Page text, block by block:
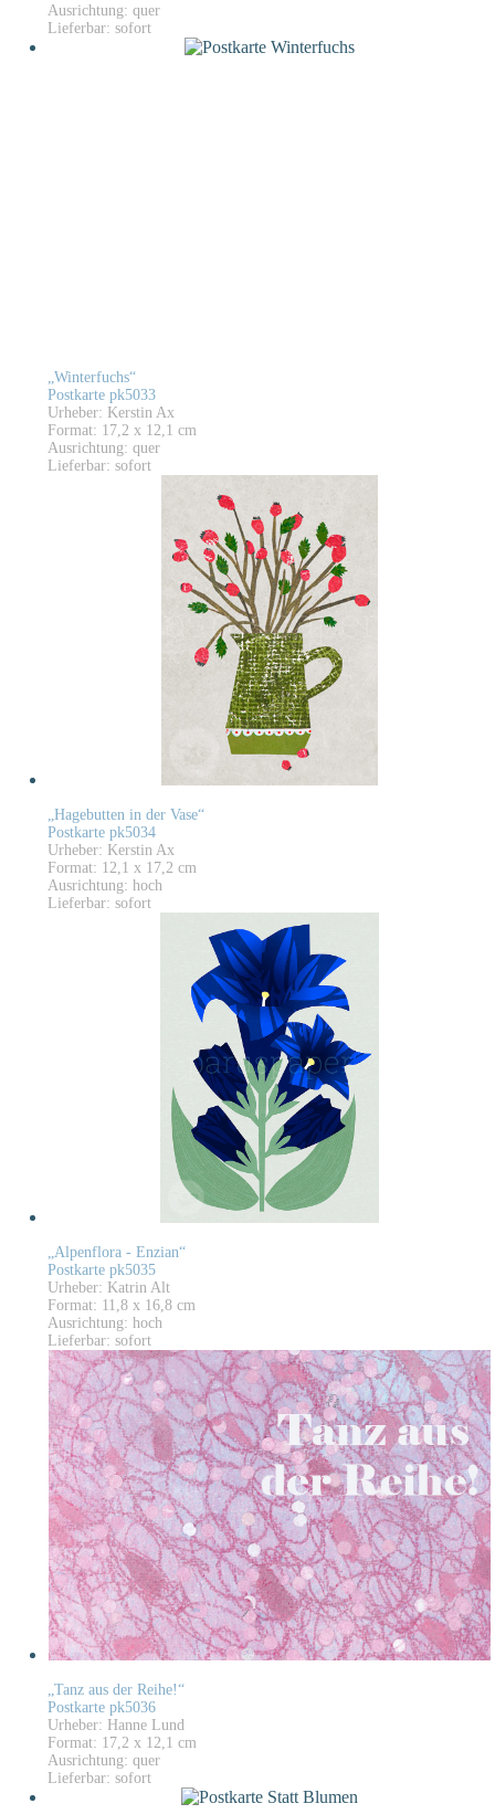
Ausrichtung: quer
Lieferbar: sofort
„Winterfuchs“
Postkarte pk5033
Urheber: Kerstin Ax
Format: 17,2 x 12,1 cm
Ausrichtung: quer
Lieferbar: sofort
„Hagebutten in der Vase“
Postkarte pk5034
Urheber: Kerstin Ax
Format: 12,1 x 17,2 cm
Ausrichtung: hoch
Lieferbar: sofort
„Alpenflora - Enzian“
Postkarte pk5035
Urheber: Katrin Alt
Format: 11,8 x 16,8 cm
Ausrichtung: hoch
Lieferbar: sofort
„Tanz aus der Reihe!“
Postkarte pk5036
Urheber: Hanne Lund
Format: 17,2 x 12,1 cm
Ausrichtung: quer
Lieferbar: sofort